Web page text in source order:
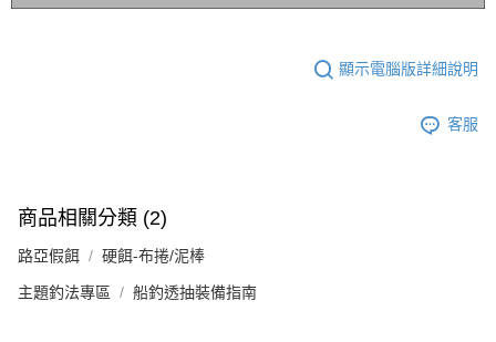
顯示電腦版詳細說明
客服
商品相關分類 (2)
路亞假餌 硬餌-布捲/泥棒
主題釣法專區 船釣透抽裝備指南